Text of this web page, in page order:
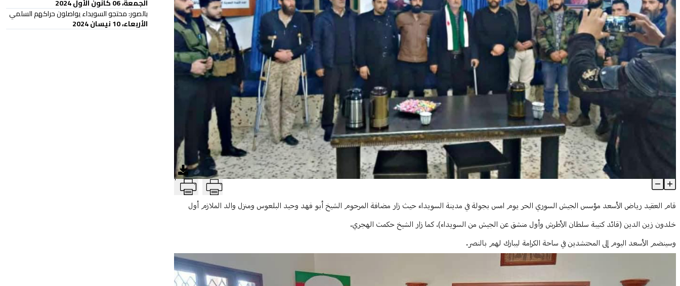
جولة للأسعد في مدينة السويداء مباركاً بالنصر T
Article Content
قام العقيد رياض الأسعد مؤسس الجيش السوري الحر يوم امس بجولة في مدينة السويداء حيث زار مضافة المرحوم الشيخ أبو فهد وحيد البلعوس ومنزل والد الملازم أول
خلدون زين الدين (قائد كتيبة سلطان الأطرش وأول منشق عن الجيش من السويداء). كما زار الشيخ حكمت الهجري.
وسينضم الأسعد اليوم إلى المحتشدين في ساحة الكرامة ليبارك لهم بالنصر.
الجمعة، 06 كانون الأول 2024
بالصور: محتجو السويداء يواصلون حراكهم السلمي
الأربعاء، 10 نيسان 2024